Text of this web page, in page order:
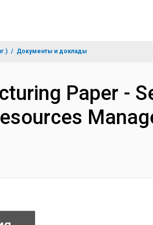
Документы и доклады
Paper -